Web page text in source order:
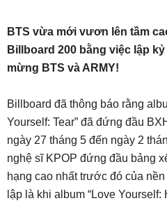
BTS vừa mới vươn lên tầm
Billboard 200 bằng việc lập
mừng BTS và ARMY!
Billboard đã thông báo rằng
Yourself: Tear” đã đứng đầu
ngày 27 tháng 5 đến ngày 2
nghệ sĩ KPOP đứng đầu bảng
hạng cao nhất trước đó của
lập là khi album “Love